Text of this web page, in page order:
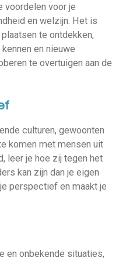
voordelen voor je
en welzijn. Het is
te ontdekken,
en nieuwe
te overtuigen aan de
culturen, gewoonten
komen met mensen uit
leer je hoe zij tegen het
kan zijn dan je eigen
perspectief en maakt je
en onbekende situaties,